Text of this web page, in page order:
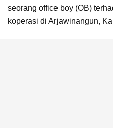
seorang office boy (OB)
koperasi di Arjawinangun,
Aksi brutal OB itu terjadi